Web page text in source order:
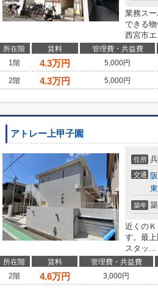
業務ス
できる
西宮市
所在階 賃料 管理費・共益費
1階
4.3万円 5,000円
2階
4.3万円 5,000円
アトレー上甲子園
住所
交通
築年
近くの
す。最
スタッ...
所在階 賃料 管理費・共益費
2階
4.6万円 3,000円